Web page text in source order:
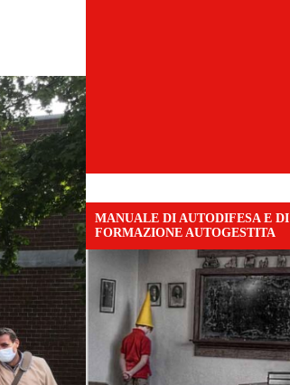
MANUALE DI AUTODIFESA E DI
FORMAZIONE AUTOGESTITA